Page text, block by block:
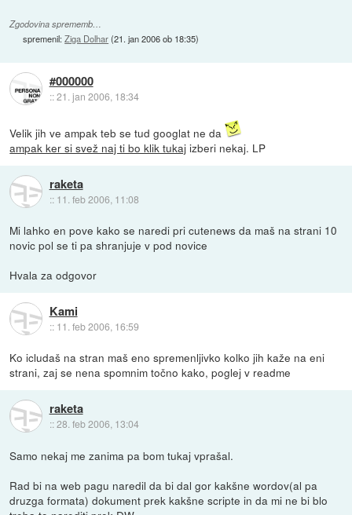
Zgodovina sprememb…
spremenil:Ziga Dolhar(21. jan 2006 ob 18:35)
#000000
::21. jan 2006, 18:34
Velik jih ve ampak teb se tud googlat ne da
ampak ker si svež naj ti bo klik tukaj izberi nekaj. LP
raketa
:: 11. feb 2006, 11:08
Mi lahko en pove kako se naredi pri cutenews da maš na strani 10
novic pol se ti pa shranjuje v pod novice
Hvala za odgovor
Kami
:: 11. feb 2006, 16:59
Ko icludaš na stran maš eno spremenljivko kolko jih kaže na eni
strani, zaj se nena spomnim točno kako, poglej v readme
raketa
::28. feb 2006, 13:04
Samo nekaj me zanima pa bom tukaj vprašal.
Rad bi na web pagu naredil da bi dal gor kakšne wordov(al pa
druzga formata) dokument prek kakšne scripte in da mi ne bi blo